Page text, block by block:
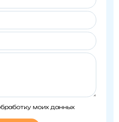
моих данных